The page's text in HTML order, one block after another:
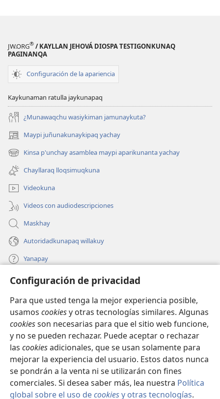
Configuración de privacidad
Para que usted tenga la mejor experiencia posible,
usamos cookiesy otras tecnologías similares. Algunas
cookiesson necesarias para que el sitio web funcione,
y no se pueden rechazar. Puede aceptar o rechazar
las cookiesadicionales, que se usan solamente para
mejorar la experiencia del usuario. Estos datos nunca
se pondrán a la venta ni se utilizarán con fines
comerciales. Si desea saber más, lea nuestra Política
global sobre el uso decookiesy otras tecnologías.
JW.ORG® / KAYLLAN JEHOVÁ DIOSPA TESTIGONKUNAQ
PAGINANQA
Configuración de la apariencia
Kaykunaman ratulla jaykunapaq
¿Munawaqchu wasiykiman jamunaykuta?
Maypi juñunakunaykipaq yachay
(abre
una
nueva
ventana)
Kinsa p'unchay asamblea maypi aparikunanta yachay
(abre
una
nueva
ventana)
Chayllaraq lloqsimuqkuna
Videokuna
Videos con audiodescripciones
Maskhay
Autoridadkunapaq willakuy
Yanapay
Donacionta churanapaq
una
nueva
ventana)
INTERNETPI QELQANCHISKUNA Watchtower™
(abre
una
nueva
ventana)
JW Hub
(abre
una
nueva
ventana)
JW Library ®